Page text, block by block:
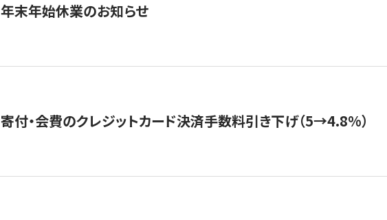
年末年始休業のお知らせ
寄付・会費のクレジットカード決済手数料引き下げ（5→4.8%）